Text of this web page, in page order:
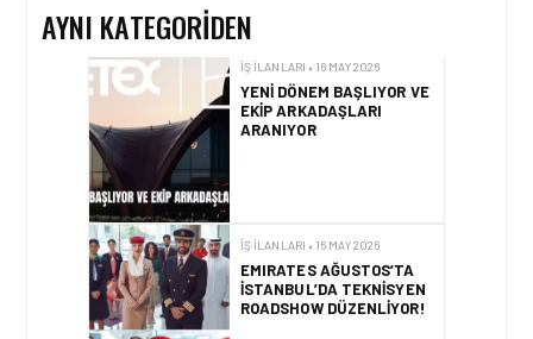
AYNI KATEGORIDEN
EMIRATES AĞUSTOS’TA
İSTANBUL’DA TEKNISYEN
ROADSHOW DÜZENLIYOR!
EMIRATES KABIN MEMURU
İŞE ALIM GÜNLERI